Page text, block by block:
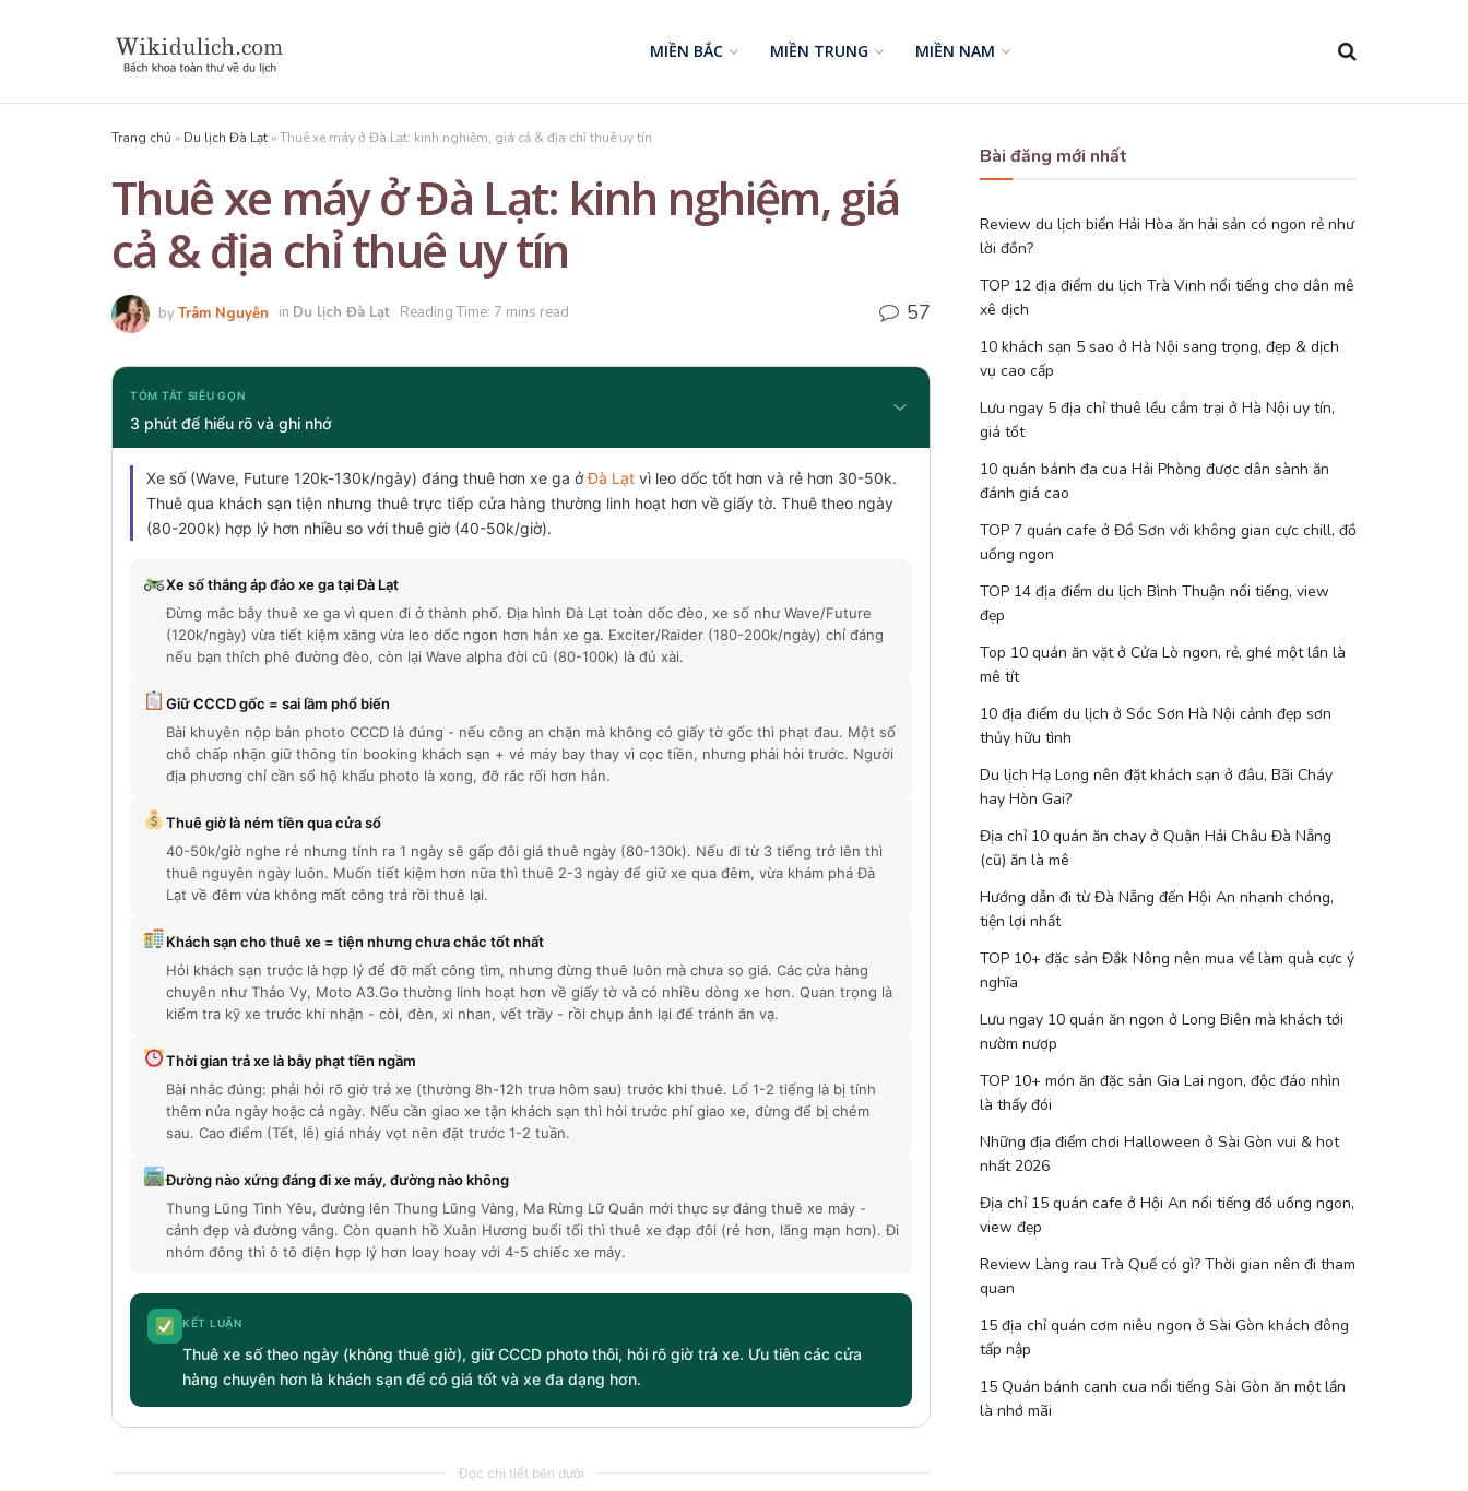
MIỀN BẮC MIỀN TRUNG MIỀN NAM
Trang chủ » Du lịch Đà Lạt »Thuê xe máy ở Đà Lạt: kinh nghiệm, giá cả & địa chỉ thuê uy tín
Thuê xe máy ở Đà Lạt: kinh nghiệm, giá
cả & địa chỉ thuê uy tín
byTrâm Nguyễn in Du lịch Đà Lạt Reading Time: 7 mins read 57
TÓM TẮT SIÊU GỌN
3 phút để hiểu rõ và ghi nhớ
Xe số (Wave, Future 120k-130k/ngày) đáng thuê hơn xe ga ởĐà Lạt vì leo dốc tốt hơn và rẻ hơn 30-50k.
Thuê qua khách sạn tiện nhưng thuê trực tiếp cửa hàng thường linh hoạt hơn về giấy tờ. Thuê theo ngày
(80-200k) hợp lý hơn nhiều so với thuê giờ (40-50k/giờ).
Xe số thắng áp đảo xe ga tại Đà Lạt
Đừng mắc bẫy thuê xe ga vì quen đi ở thành phố. Địa hình Đà Lạt toàn dốc đèo, xe số như Wave/Future
(120k/ngày) vừa tiết kiệm xăng vừa leo dốc ngon hơn hẳn xe ga. Exciter/Raider (180-200k/ngày) chỉ đáng
nếu bạn thích phê đường đèo, còn lại Wave alpha đời cũ (80-100k) là đủ xài.
Giữ CCCD gốc = sai lầm phổ biến
Bài khuyên nộp bản photo CCCD là đúng - nếu công an chặn mà không có giấy tờ gốc thì phạt đau. Một số
chỗ chấp nhận giữ thông tin booking khách sạn + vé máy bay thay vì cọc tiền, nhưng phải hỏi trước. Người
địa phương chỉ cần sổ hộ khẩu photo là xong, đỡ rắc rối hơn hẳn.
Thuê giờ là ném tiền qua cửa sổ
40-50k/giờ nghe rẻ nhưng tính ra 1 ngày sẽ gấp đôi giá thuê ngày (80-130k). Nếu đi từ 3 tiếng trở lên thì
thuê nguyên ngày luôn. Muốn tiết kiệm hơn nữa thì thuê 2-3 ngày để giữ xe qua đêm, vừa khám phá Đà
Lạt về đêm vừa không mất công trả rồi thuê lại.
Khách sạn cho thuê xe = tiện nhưng chưa chắc tốt nhất
Hỏi khách sạn trước là hợp lý để đỡ mất công tìm, nhưng đừng thuê luôn mà chưa so giá. Các cửa hàng
chuyên như Thảo Vy, Moto A3.Go thường linh hoạt hơn về giấy tờ và có nhiều dòng xe hơn. Quan trọng là
kiểm tra kỹ xe trước khi nhận - còi, đèn, xi nhan, vết trầy - rồi chụp ảnh lại để tránh ăn vạ.
Thời gian trả xe là bẫy phạt tiền ngầm
Bài nhắc đúng: phải hỏi rõ giờ trả xe (thường 8h-12h trưa hôm sau) trước khi thuê. Lố 1-2 tiếng là bị tính
thêm nửa ngày hoặc cả ngày. Nếu cần giao xe tận khách sạn thì hỏi trước phí giao xe, đừng để bị chém
sau. Cao điểm (Tết, lễ) giá nhảy vọt nên đặt trước 1-2 tuần.
Đường nào xứng đáng đi xe máy, đường nào không
Thung Lũng Tình Yêu, đường lên Thung Lũng Vàng, Ma Rừng Lữ Quán mới thực sự đáng thuê xe máy -
cảnh đẹp và đường vắng. Còn quanh hồ Xuân Hương buổi tối thì thuê xe đạp đôi (rẻ hơn, lãng mạn hơn). Đi
nhóm đông thì ô tô điện hợp lý hơn loay hoay với 4-5 chiếc xe máy.
KẾT LUẬN
Thuê xe số theo ngày (không thuê giờ), giữ CCCD photo thôi, hỏi rõ giờ trả xe. Ưu tiên các cửa
hàng chuyên hơn là khách sạn để có giá tốt và xe đa dạng hơn.
Đọc chi tiết bên dưới
Bài đăng mới nhất
Review du lịch biển Hải Hòa ăn hải sản có ngon rẻ như
lời đồn?
TOP 12 địa điểm du lịch Trà Vinh nổi tiếng cho dân mê
xê dịch
10 khách sạn 5 sao ở Hà Nội sang trọng, đẹp & dịch
vụ cao cấp
Lưu ngay 5 địa chỉ thuê lều cắm trại ở Hà Nội uy tín,
giá tốt
10 quán bánh đa cua Hải Phòng được dân sành ăn
đánh giá cao
TOP 7 quán cafe ở Đồ Sơn với không gian cực chill, đồ
uống ngon
TOP 14 địa điểm du lịch Bình Thuận nổi tiếng, view
đẹp
Top 10 quán ăn vặt ở Cửa Lò ngon, rẻ, ghé một lần là
mê tít
10 địa điểm du lịch ở Sóc Sơn Hà Nội cảnh đẹp sơn
thủy hữu tình
Du lịch Hạ Long nên đặt khách sạn ở đâu, Bãi Cháy
hay Hòn Gai?
Địa chỉ 10 quán ăn chay ở Quận Hải Châu Đà Nẵng
(cũ) ăn là mê
Hướng dẫn đi từ Đà Nẵng đến Hội An nhanh chóng,
tiện lợi nhất
TOP 10+ đặc sản Đắk Nông nên mua về làm quà cực ý
nghĩa
Lưu ngay 10 quán ăn ngon ở Long Biên mà khách tới
nườm nượp
TOP 10+ món ăn đặc sản Gia Lai ngon, độc đáo nhìn
là thấy đói
Những địa điểm chơi Halloween ở Sài Gòn vui & hot
nhất 2026
Địa chỉ 15 quán cafe ở Hội An nổi tiếng đồ uống ngon,
view đẹp
Review Làng rau Trà Quế có gì? Thời gian nên đi tham
quan
15 địa chỉ quán cơm niêu ngon ở Sài Gòn khách đông
tấp nập
15 Quán bánh canh cua nổi tiếng Sài Gòn ăn một lần
là nhớ mãi